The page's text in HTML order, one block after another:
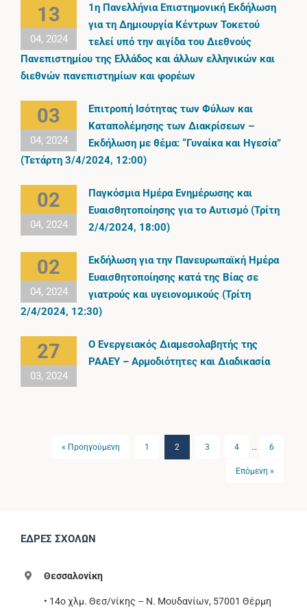
13
04, 2024
1η Πανελλήνια Επιστημονική Εκδήλωση
για τη Δημιουργία Κέντρων Τοκετού
τελεί υπό την αιγίδα του Διεθνούς
Πανεπιστημίου της Ελλάδος και άλλων ελληνικών και
διεθνών πανεπιστημίων και φορέων
03
04, 2024
Επιτροπή Ισότητας των Φύλων και
Καταπολέμησης των Διακρίσεων –
Εκδήλωση με θέμα: “Γυναίκα και Ηγεσία”
(Τετάρτη 3/4/2024, 12:00)
02
04, 2024
Παγκόσμια Ημέρα Ενημέρωσης και
Ευαισθητοποίησης για το Αυτισμό (Τρίτη
2/4/2024, 18:00)
02
04, 2024
Εκδήλωση για την Πανευρωπαϊκή Ημέρα
Ευαισθητοποίησης κατά της Βίας σε
γιατρούς και υγειονομικούς (Τρίτη
2/4/2024, 12:30)
27
03, 2024
Ο Ενεργειακός Διαμεσολαβητής της
ΡΑΑΕΥ – Αρμοδιότητες και Διαδικασία
« Προηγούμενη 1 2 3 4 … 6
Επόμενη »
ΕΔΡΕΣ ΣΧΟΛΩΝ
Θεσσαλονίκη
• 14ο χλμ. Θεσ/νίκης – Ν. Μουδανίων, 57001 Θέρμη